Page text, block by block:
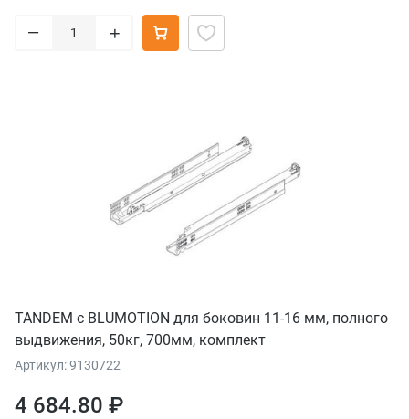
– +
TANDEM с BLUMOTION для боковин 11-16 мм, полного
выдвижения, 50кг, 700мм, комплект
Артикул: 9130722
4 684.80 ₽